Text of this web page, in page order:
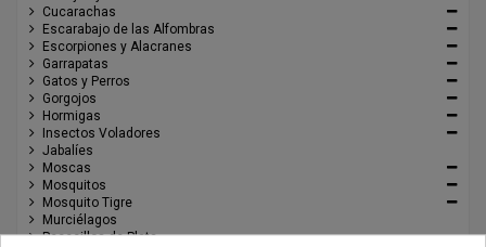
Cucarachas
Escarabajo de las Alfombras
Escorpiones y Alacranes
Garrapatas
Gatos y Perros
Gorgojos
Hormigas
Insectos Voladores
Jabalíes
Moscas
Mosquitos
Mosquito Tigre
Murciélagos
Pececillos de Plata